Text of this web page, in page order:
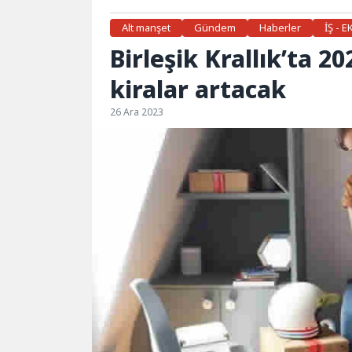
Alt manşet Gündem Haberler İŞ -
Birleşik Krallık’ta
kiralar artacak
26 Ara 2023